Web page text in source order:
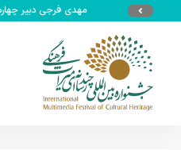
مهدی فرجی دبیر